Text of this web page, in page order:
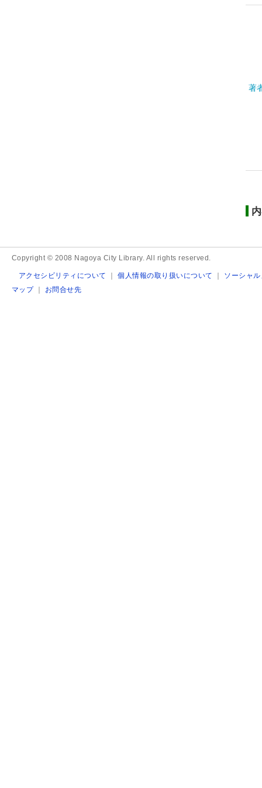
著
Copyright © 2008 Nagoya City Library. All rights reserved.
アクセシビリティについて ｜個人情報の取り扱いについて ｜ ソーシャ
マップ｜ お問合せ先